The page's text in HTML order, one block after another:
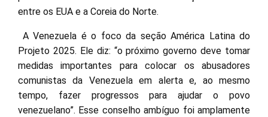
entre os EUA e a Coreia do Norte.
A Venezuela é o foco da seção América Latina do
Projeto 2025. Ele diz: “o próximo governo deve tomar
medidas importantes para colocar os abusadores
comunistas da Venezuela em alerta e, ao mesmo
tempo, fazer progressos para ajudar o povo
venezuelano”. Esse conselho ambíguo foi amplamente